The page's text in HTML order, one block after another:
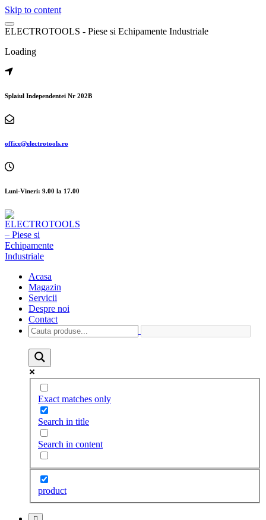
Skip to content
ELECTROTOOLS - Piese si Echipamente Industriale
Loading
Splaiul Independentei Nr 202B
office@electrotools.ro
Luni-Vineri: 9.00 la 17.00
Acasa
Magazin
Servicii
Despre noi
Contact
Exact matches only
Search in title
Search in content
product